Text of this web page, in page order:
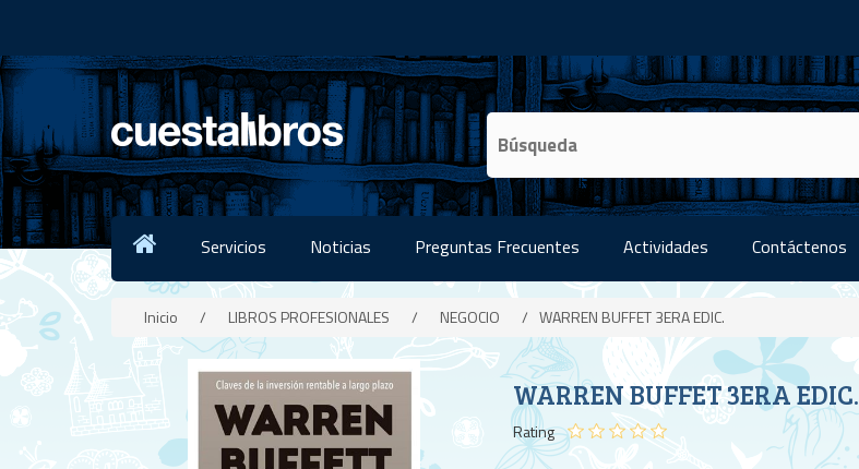
Servicios Noticias Preguntas Frecuentes Actividades Contáctenos
Inicio / LIBROS PROFESIONALES / NEGOCIO / WARREN BUFFET 3ERA EDIC.
WARREN BUFFET 3ERA EDIC.
Rating